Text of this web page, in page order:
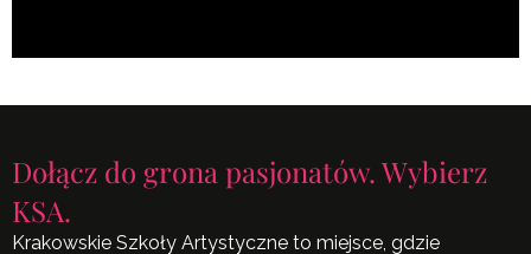
Dołącz do grona pasjonatów. Wybierz
KSA.
Krakowskie Szkoły Artystyczne to miejsce, gdzie